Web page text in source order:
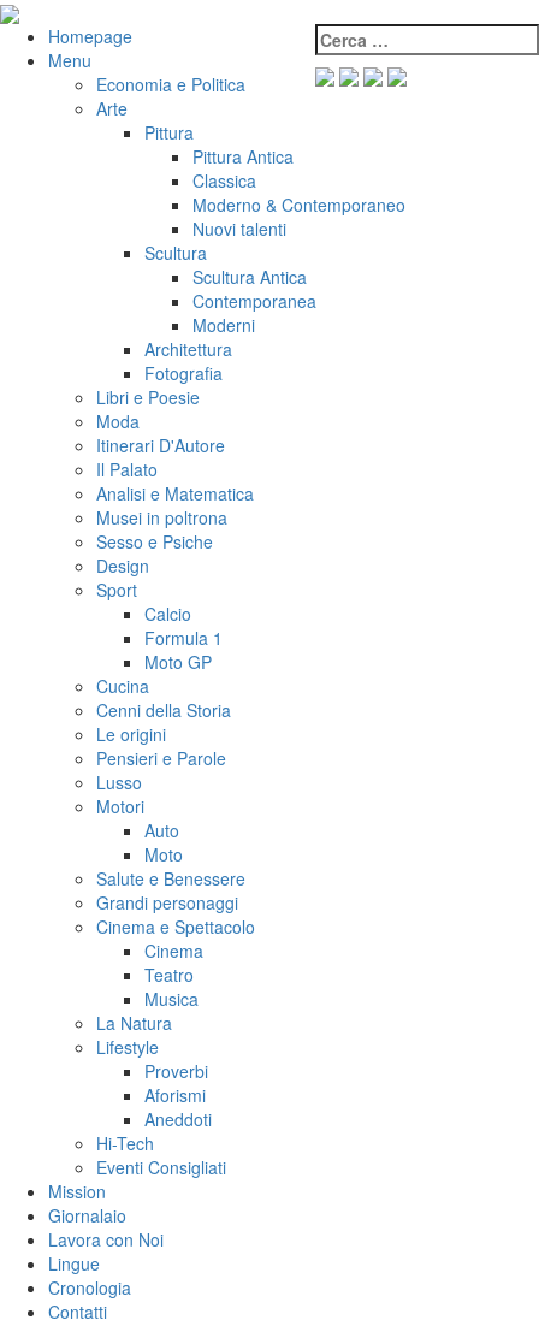
Salta
contenuto
VeniVidiVici Cerca:
Homepage
Menu
Economia e Politica
Arte
Pittura
Pittura Antica
Classica
Moderno & Contemporaneo
Nuovi talenti
Scultura
Scultura Antica
Contemporanea
Moderni
Architettura
Fotografia
Libri e Poesie
Moda
Itinerari D'Autore
Il Palato
Analisi e Matematica
Musei in poltrona
Sesso e Psiche
Design
Sport
Calcio
Formula 1
Moto GP
Cucina
Cenni della Storia
Le origini
Pensieri e Parole
Lusso
Motori
Auto
Moto
Salute e Benessere
Grandi personaggi
Cinema e Spettacolo
Cinema
Teatro
Musica
La Natura
Lifestyle
Proverbi
Aforismi
Aneddoti
Hi-Tech
Eventi Consigliati
Mission
Giornalaio
Lavora con Noi
Lingue
Cronologia
Contatti